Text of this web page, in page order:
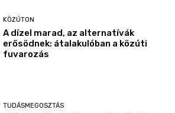
KÖZÚTON
A dízel marad, az alternatívák
erősödnek: átalakulóban a közúti
fuvarozás
TUDÁSMEGOSZTÁS